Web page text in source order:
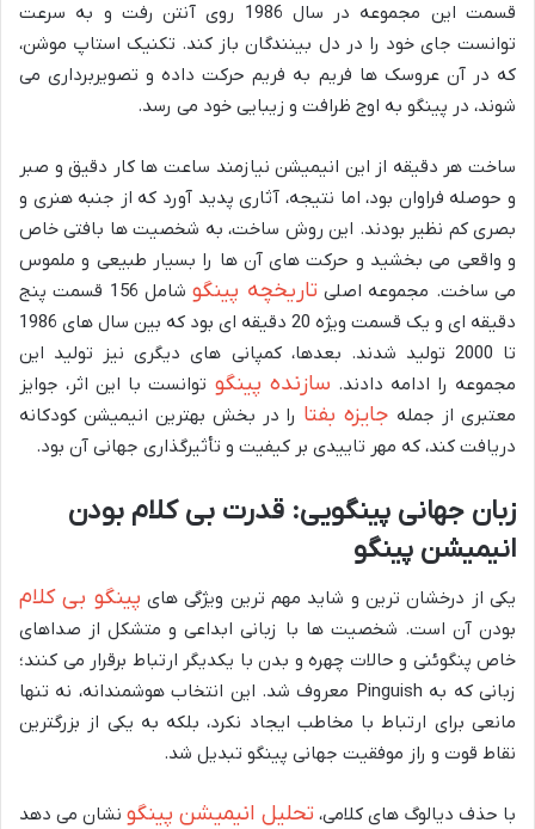
قسمت این مجموعه در سال 1986 روی آنتن رفت و به سرعت
توانست جای خود را در دل بینندگان باز کند. تکنیک استاپ موشن،
که در آن عروسک ها فریم به فریم حرکت داده و تصویربرداری می
شوند، در پینگو به اوج ظرافت و زیبایی خود می رسد.
ساخت هر دقیقه از این انیمیشن نیازمند ساعت ها کار دقیق و صبر
و حوصله فراوان بود، اما نتیجه، آثاری پدید آورد که از جنبه هنری و
بصری کم نظیر بودند. این روش ساخت، به شخصیت ها بافتی خاص
و واقعی می بخشید و حرکت های آن ها را بسیار طبیعی و ملموس
می ساخت. مجموعه اصلی تاریخچه پینگو
شامل 156 قسمت پنج
دقیقه ای و یک قسمت ویژه 20 دقیقه ای بود که بین سال های 1986
تا 2000 تولید شدند. بعدها، کمپانی های دیگری نیز تولید این
مجموعه را ادامه دادند. سازنده پینگو توانست با این اثر، جوایز
معتبری از جمله جایزه بفتا را در بخش بهترین انیمیشن کودکانه
دریافت کند، که مهر تاییدی بر کیفیت و تأثیرگذاری جهانی آن بود.
زبان جهانی پینگویی: قدرت بی کلام بودن
انیمیشن پینگو
یکی از درخشان ترین و شاید مهم ترین ویژگی های پینگو بی کلام
بودن آن است. شخصیت ها با زبانی ابداعی و متشکل از صداهای
خاص پنگوئنی و حالات چهره و بدن با یکدیگر ارتباط برقرار می کنند؛
زبانی که به Pinguish معروف شد. این انتخاب هوشمندانه، نه تنها
مانعی برای ارتباط با مخاطب ایجاد نکرد، بلکه به یکی از بزرگترین
نقاط قوت و راز موفقیت جهانی پینگو تبدیل شد.
با حذف دیالوگ های کلامی، تحلیل انیمیشن پینگونشان می دهد